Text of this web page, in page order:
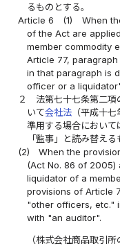
るものとする。
Article 6
(1)
When
of the Act are
member commodity
Article 77,
in that paragraph is
officer or a
２
法第七十七条第二
いて会社法 （平成十
準用する場合において
「監事」と読み替える
(2)
When the
(Act No. 86 of 2005)
liquidator of a
provisions of Article
"other officers, etc."
with "an auditor".
（株式会社商品取引所